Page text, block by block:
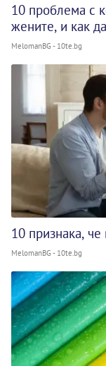
10 проблема с
жените, и как
MelomanBG - 10te.bg
10 признака, че
MelomanBG - 10te.bg